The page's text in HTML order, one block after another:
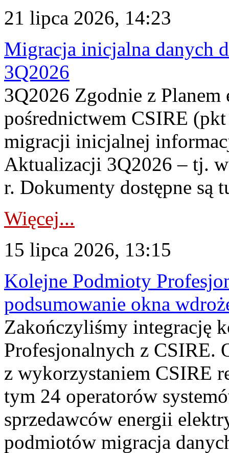
21 lipca 2026, 14:23
Migracja inicjalna danych
3Q2026
3Q2026 Zgodnie z
pośrednictwem CSIRE
migracji inicjalnej
Aktualizacji 3Q2026 – tj.
r. Dokumenty dostępne są
Więcej...
15 lipca 2026, 13:15
Kolejne Podmioty
podsumowanie okna
Zakończyliśmy integrację
Profesjonalnych z CSIRE.
z wykorzystaniem CSIRE
tym 24 operatorów
sprzedawców energii
podmiotów migracja